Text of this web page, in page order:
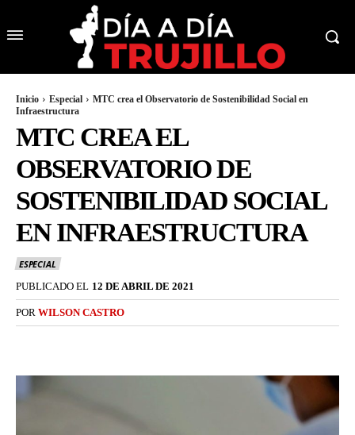
Inicio Especial
MTC crea el Observatorio de Sostenibilidad Social en
Infraestructura
MTC CREA EL
OBSERVATORIO DE
SOSTENIBILIDAD SOCIAL
EN INFRAESTRUCTURA
ESPECIAL
PUBLICADO EL 12 DE ABRIL DE 2021
POR WILSON CASTRO